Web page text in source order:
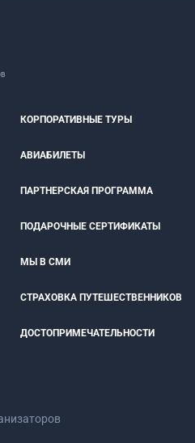
КОРПОРАТИВНЫЕ ТУРЫ
АВИАБИЛЕТЫ
ПАРТНЕРСКАЯ ПРОГРАММА
ПОДАРОЧНЫЕ СЕРТИФИКАТЫ
МЫ В СМИ
СТРАХОВКА ПУТЕШЕСТВЕННИКОВ
ДОСТОПРИМЕЧАТЕЛЬНОСТИ